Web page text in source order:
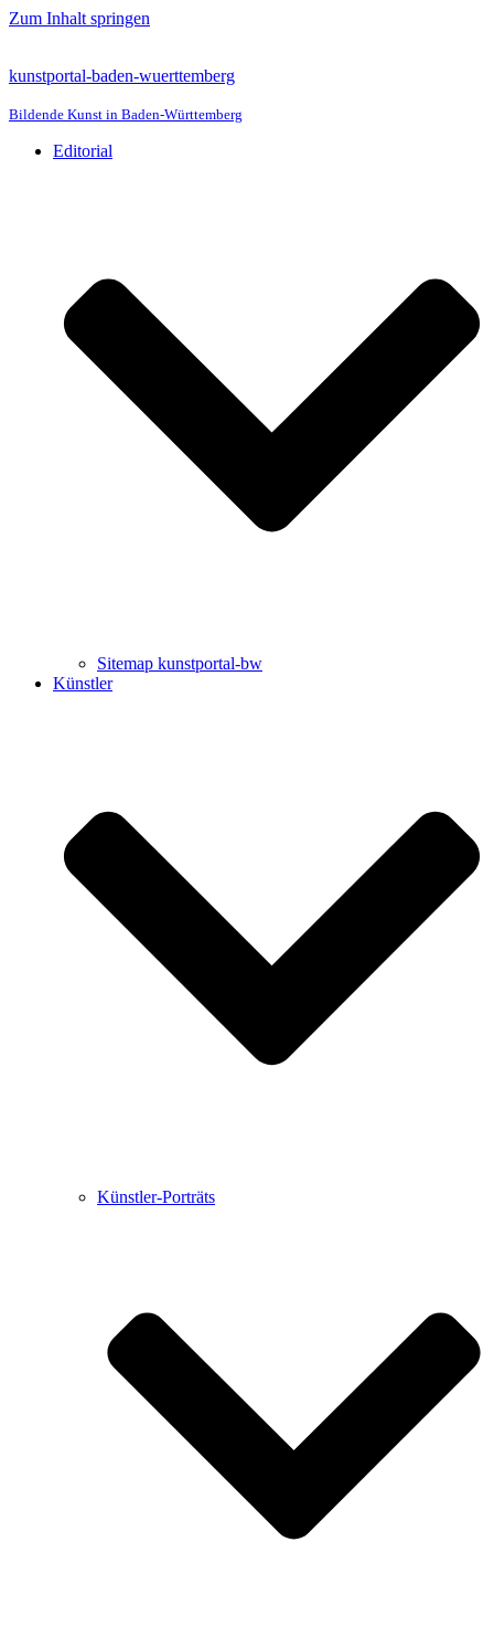
Zum Inhalt springen
kunstportal-baden-wuerttemberg
Bildende Kunst in Baden-Württemberg
Editorial
Sitemap kunstportal-bw
Künstler
Künstler-Porträts